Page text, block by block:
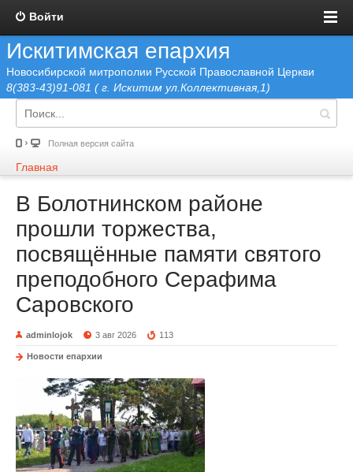
Войти
Искитимская епархия
Новосибирской митрополии Русской Православной Церкви
8(383-43)91-081 ( г. Искитим ул.Коллективная,1)
Полная версия сайта
Главная
В Болотнинском районе
прошли торжества,
посвящённые памяти святого
преподобного Серафима
Саровского
adminlojok 3 авг 2026 113
Новости епархии